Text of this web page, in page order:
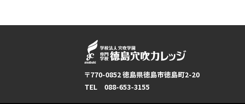
〒770-0852 徳島県徳島市徳島町2-20
TEL 088-653-3155